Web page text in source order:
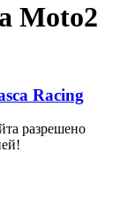
Moto2
Racing
разрешено